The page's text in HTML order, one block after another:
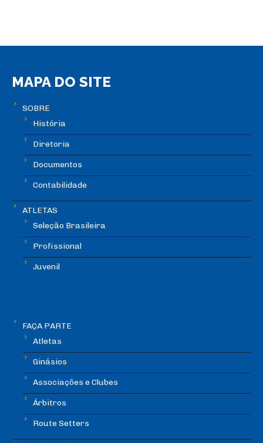
MAPA DO SITE
SOBRE
História
Diretoria
Documentos
Contabilidade
ATLETAS
Seleção Brasileira
Profissional
Juvenil
FAÇA PARTE
Atletas
Ginásios
Associações e Clubes
Árbitros
Route Setters